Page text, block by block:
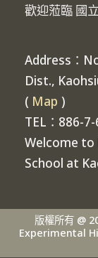
歡迎蒞臨 國
Address：
Dist.,
( Map )
TEL：886-
Welcome to
School at
版權所有 @
Experimental